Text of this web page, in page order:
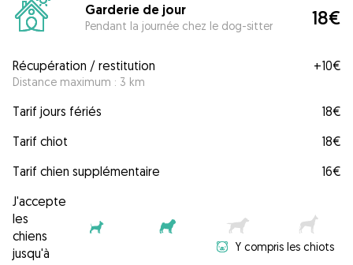
Garderie de jour
Pendant la journée chez le dog-sitter 18€
Récupération / restitution
Distance maximum : 3 km
+10€
Tarif jours fériés
18€
Tarif chiot
18€
Tarif chien supplémentaire
16€
J'accepte
les
chiens
jusqu'à
Y compris les chiots